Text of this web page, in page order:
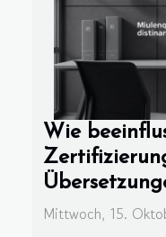
Wie
Mittwoch, 15.